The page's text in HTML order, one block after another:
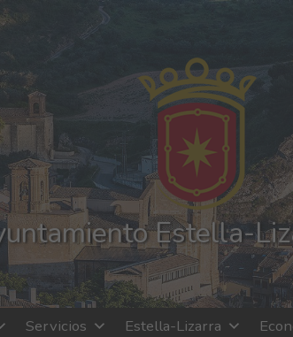
Estella-
Servicios Estella-Lizarra